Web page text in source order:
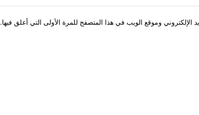
الإلكتروني وموقع الويب في هذا المتصفح للمرة الأولى التي أعلق فيها.